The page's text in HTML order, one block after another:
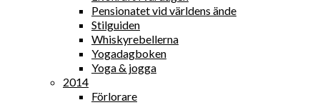
Pensionatet vid världens ände
Stilguiden
Whiskyrebellerna
Yogadagboken
Yoga & jogga
2014
Förlorare